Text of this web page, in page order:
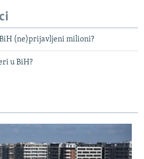
(ne)prijavljeni milioni?
u BiH?